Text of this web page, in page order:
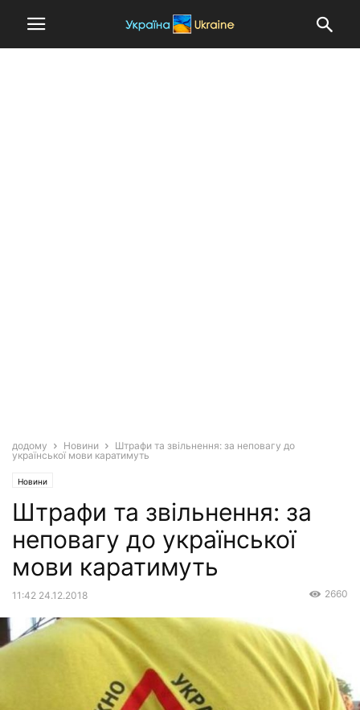
додому Новини
Штрафи та звільнення: за неповагу до
української мови каратимуть
Новини
Штрафи та звільнення: за
неповагу до української
мови каратимуть
11:42 24.12.2018 2660